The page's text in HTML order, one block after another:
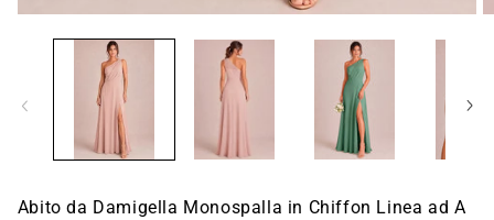
Abito da Damigella Monospalla in Chiffon Linea ad A